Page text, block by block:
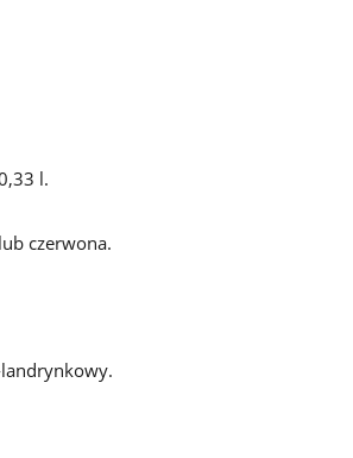
l.
czerwona.